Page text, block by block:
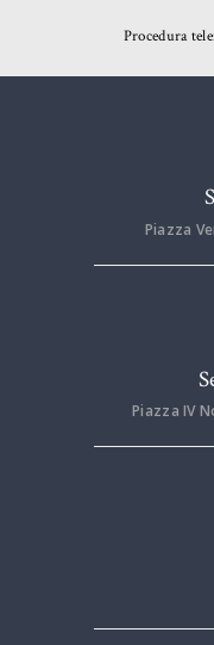
Procedura
Piazza
Piazza IV